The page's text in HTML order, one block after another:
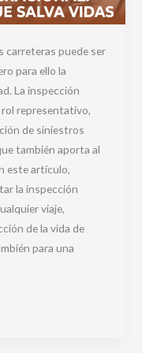
carreteras puede ser
para ello la
La inspección
representativo,
de siniestros
también aporta al
este artículo,
la inspección
viaje,
de la vida de
para una